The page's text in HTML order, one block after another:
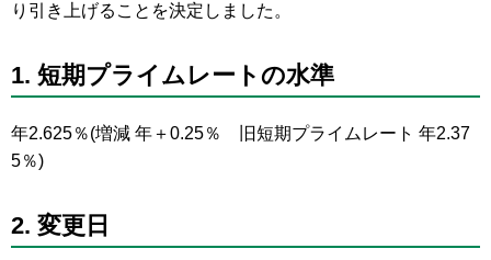
り引き上げることを決定しました。
1. 短期プライムレートの水準
年2.625％(増減 年＋0.25％ 旧短期プライムレート 年2.37
5％)
2. 変更日